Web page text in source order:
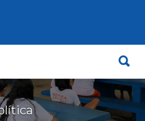
– Seu Guia
de Porto Velho